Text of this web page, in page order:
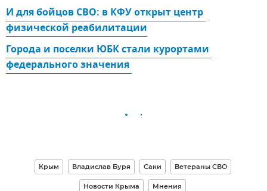
И для бойцов СВО: в КФУ открыт центр
физической реабилитации
Города и поселки ЮБК стали курортами
федерального значения
Крым Владислав Буря Саки Ветераны СВО
Новости Крыма Мнения